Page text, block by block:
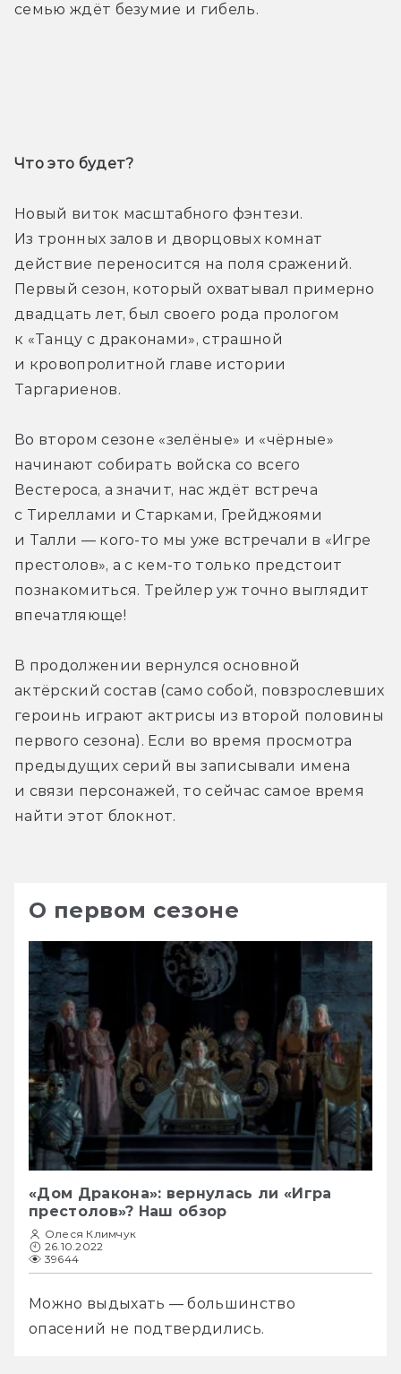
семью ждёт безумие и гибель.
Что это будет?
Новый виток масштабного фэнтези.
Из тронных залов и дворцовых комнат
действие переносится на поля сражений.
Первый сезон, который охватывал примерно
двадцать лет, был своего рода прологом
к «Танцу с драконами», страшной
и кровопролитной главе истории
Таргариенов.
Во втором сезоне «зелёные» и «чёрные»
начинают собирать войска со всего
Вестероса, а значит, нас ждёт встреча
с Тиреллами и Старками, Грейджоями
и Талли — кого-то мы уже встречали в «Игре
престолов», а с кем-то только предстоит
познакомиться. Трейлер уж точно выглядит
впечатляюще!
В продолжении вернулся основной
актёрский состав (само собой, повзрослевших
героинь играют актрисы из второй половины
первого сезона). Если во время просмотра
предыдущих серий вы записывали имена
и связи персонажей, то сейчас самое время
найти этот блокнот.
О первом сезоне
«Дом Дракона»: вернулась ли «Игра
престолов»? Наш обзор
Олеся Климчук
26.10.2022
39644
Можно выдыхать — большинство
опасений не подтвердились.